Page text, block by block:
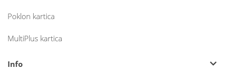
Poklon kartica
MultiPlus kartica
Info